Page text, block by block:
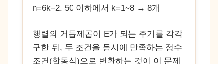
n=6k−2. 50 이하에서 k=1~8 → 8개
행렬의 거듭제곱이 E가 되는 주기를 각각
구한 뒤, 두 조건을 동시에 만족하는 정수
조건(합동식)으로 변환하는 것이 이 문제